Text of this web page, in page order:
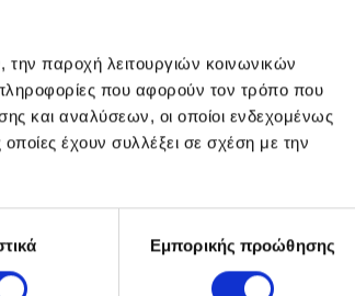
την παροχή λειτουργιών κοινωνικών
που αφορούν τον τρόπο που
και αναλύσεων, οι οποίοι ενδεχομένως
έχουν συλλέξει σε σχέση με την
Εμπορικής προώθησης